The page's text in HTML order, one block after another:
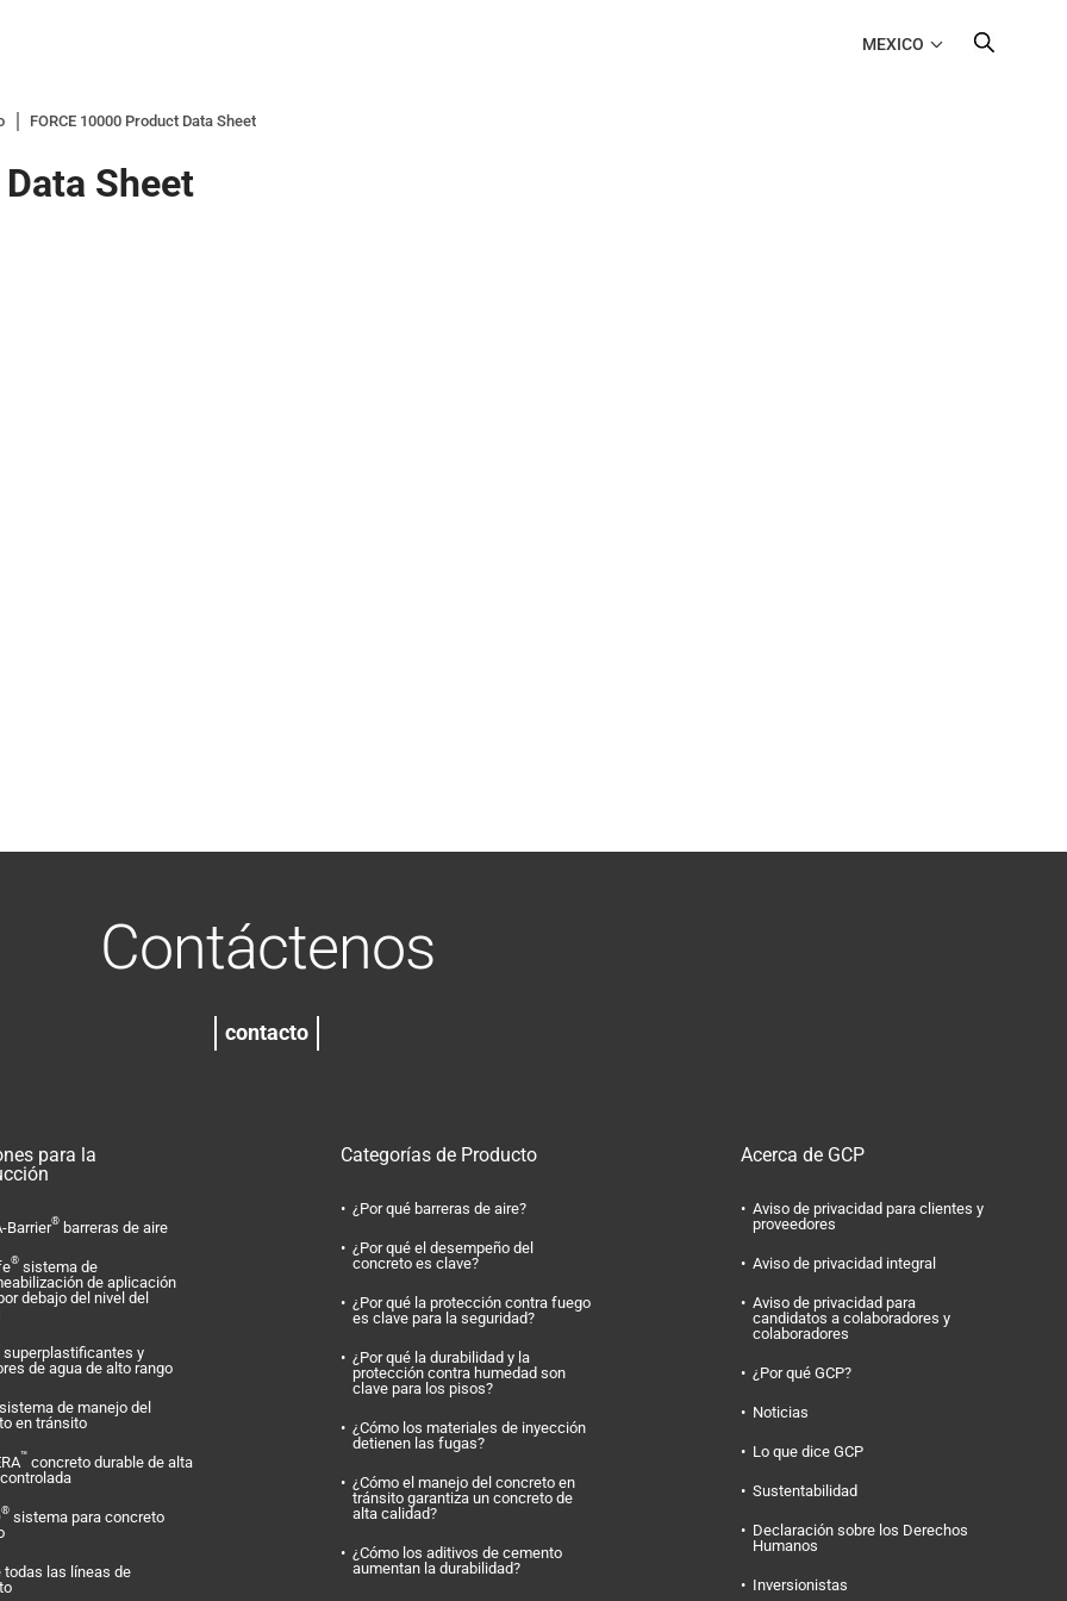
MEXICO
FORCE 10000 Product Data Sheet
Sheet
Contáctenos
contacto
para la
Barrier® barreras de aire
® sistema de
de aplicación
debajo del nivel del
superplastificantes y
de agua de alto rango
sistema de manejo del
en tránsito
™ concreto durable de alta
® sistema para concreto
todas las líneas de
Categorías de Producto
¿Por qué barreras de aire?
¿Por qué el desempeño del
concreto es clave?
¿Por qué la protección contra fuego
es clave para la seguridad?
¿Por qué la durabilidad y la
protección contra humedad son
clave para los pisos?
¿Cómo los materiales de inyección
detienen las fugas?
¿Cómo el manejo del concreto en
tránsito garantiza un concreto de
alta calidad?
¿Cómo los aditivos de cemento
aumentan la durabilidad?
Acerca de GCP
Aviso de privacidad para clientes y
proveedores
Aviso de privacidad integral
Aviso de privacidad para
candidatos a colaboradores y
colaboradores
¿Por qué GCP?
Noticias
Lo que dice GCP
Sustentabilidad
Declaración sobre los Derechos
Humanos
Inversionistas